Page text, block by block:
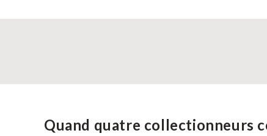
Quand quatre collectionneurs